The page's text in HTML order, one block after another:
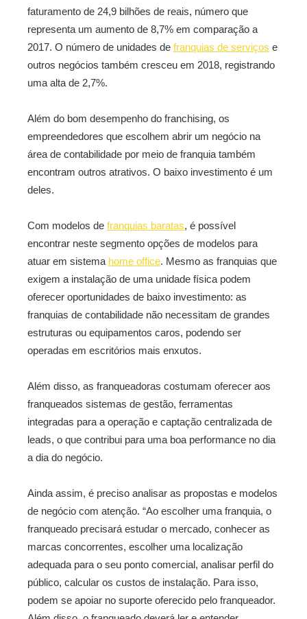
faturamento de 24,9 bilhões de reais, número que
representa um aumento de 8,7% em comparação a
2017. O número de unidades de franquias de serviços e
outros negócios também cresceu em 2018, registrando
uma alta de 2,7%.
Além do bom desempenho do franchising, os
empreendedores que escolhem abrir um negócio na
área de contabilidade por meio de franquia também
encontram outros atrativos. O baixo investimento é um
deles.
Com modelos de franquias baratas, é possível
encontrar neste segmento opções de modelos para
atuar em sistema home office. Mesmo as franquias que
exigem a instalação de uma unidade física podem
oferecer oportunidades de baixo investimento: as
franquias de contabilidade não necessitam de grandes
estruturas ou equipamentos caros, podendo ser
operadas em escritórios mais enxutos.
Além disso, as franqueadoras costumam oferecer aos
franqueados sistemas de gestão, ferramentas
integradas para a operação e captação centralizada de
leads, o que contribui para uma boa performance no dia
a dia do negócio.
Ainda assim, é preciso analisar as propostas e modelos
de negócio com atenção. “Ao escolher uma franquia, o
franqueado precisará estudar o mercado, conhecer as
marcas concorrentes, escolher uma localização
adequada para o seu ponto comercial, analisar perfil do
público, calcular os custos de instalação. Para isso,
podem se apoiar no suporte oferecido pelo franqueador.